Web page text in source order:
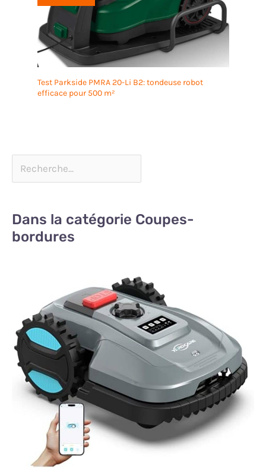
Test Parkside PMRA 20-Li B2: tondeuse robot
efficace pour 500 m²
Dans la catégorie Coupes-
bordures